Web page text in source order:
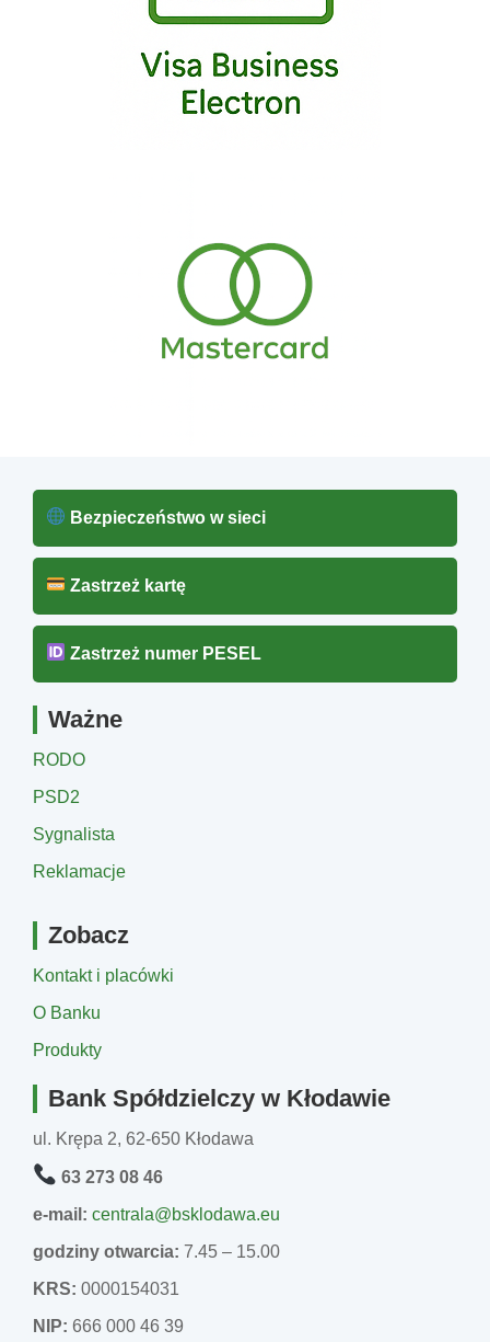
Bezpieczeństwo w sieci
Zastrzeż kartę
Zastrzeż numer PESEL
Ważne
RODO
PSD2
Sygnalista
Reklamacje
Zobacz
Kontakt i placówki
O Banku
Produkty
Bank Spółdzielczy w Kłodawie
ul. Krępa 2, 62-650 Kłodawa
63 273 08 46
e-mail: centrala@bsklodawa.eu
godziny otwarcia: 7.45 – 15.00
KRS: 0000154031
NIP: 666 000 46 39